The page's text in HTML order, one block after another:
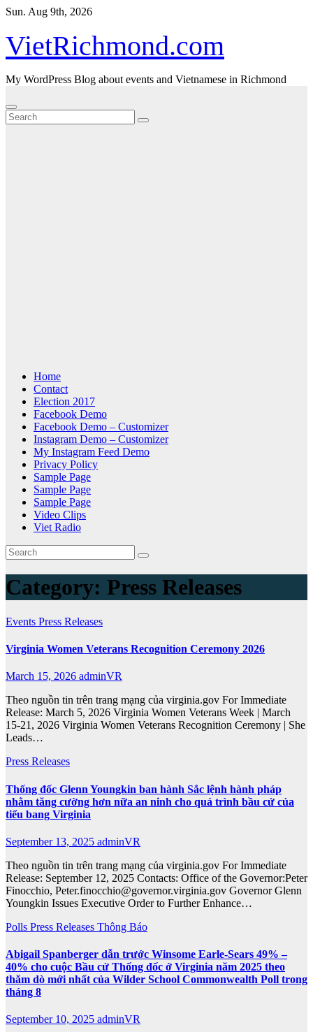
Skip
content
Sun. Aug 9th, 2026
VietRichmond.com
My WordPress Blog about events and Vietnamese in Richmond
Home
Contact
Election 2017
Facebook Demo
Facebook Demo – Customizer
Instagram Demo – Customizer
My Instagram Feed Demo
Privacy Policy
Sample Page
Sample Page
Sample Page
Video Clips
Viet Radio
Category: Press Releases
Events Press Releases
Virginia Women Veterans Recognition Ceremony 2026
March 15, 2026 adminVR
Theo nguồn tin trên trang mạng của virginia.gov For Immediate
Release: March 5, 2026 Virginia Women Veterans Week | March
15-21, 2026 Virginia Women Veterans Recognition Ceremony | She
Leads…
Press Releases
Thống đốc Glenn Youngkin ban hành Sắc lệnh hành pháp
nhằm tăng cường hơn nữa an ninh cho quá trình bầu cử của
tiểu bang Virginia
September 13, 2025 adminVR
Theo nguồn tin trên trang mạng của virginia.gov For Immediate
Release: September 12, 2025 Contacts: Office of the Governor:Peter
Finocchio, Peter.finocchio@governor.virginia.gov Governor Glenn
Youngkin Issues Executive Order to Further Enhance…
Polls Press Releases Thông Báo
Abigail Spanberger dẫn trước Winsome Earle-Sears 49% –
40% cho cuộc Bầu cử Thống đốc ở Virginia năm 2025 theo
thăm dò mới nhất của Wilder School Commonwealth Poll trong
tháng 8
September 10, 2025 adminVR